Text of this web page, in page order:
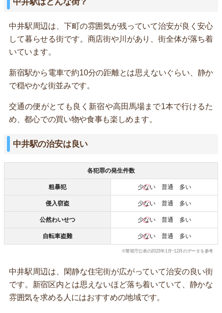
中井駅周辺は、下町の雰囲気が残っていて治安が良く安心
して暮らせる街です。商店街や川があり、街全体が落ち着
いています。
新宿駅から電車で約10分の距離とは思えないぐらい、静か
で穏やかな街並みです。
交通の便がとても良く新宿や高田馬場まで1本で行けるた
め、都心での買い物や食事も楽しめます。
中井駅の治安は良い
各犯罪の発生件数
粗暴犯 少ない普通 多い
侵入窃盗 少ない普通 多い
公然わいせつ 少ない普通 多い
自転車盗難 少ない普通 多い
※警視庁公表の2023年1月~12月のデータを参考
中井駅周辺は、閑静な住宅街が広がっていて治安の良い街
です。新宿区内とは思えないほど落ち着いていて、静かな
雰囲気を求める人にはおすすめの地域です。